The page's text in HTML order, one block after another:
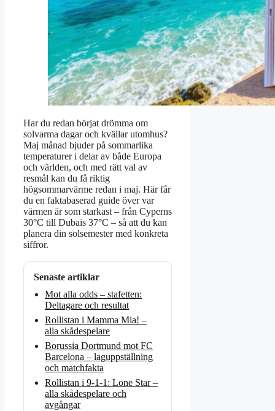
Har du redan börjat drömma om
solvarma dagar och kvällar utomhus?
Maj månad bjuder på sommarlika
temperaturer i delar av både Europa
och världen, och med rätt val av
resmål kan du få riktig
högsommarvärme redan i maj. Här får
du en faktabaserad guide över var
värmen är som starkast – från Cyperns
30°C till Dubais 37°C – så att du kan
planera din solsemester med konkreta
siffror.
Senaste artiklar
Mot alla odds – stafetten:
Deltagare och resultat
Rollistan i Mamma Mia! –
alla skådespelare
Borussia Dortmund mot FC
Barcelona – laguppställning
och matchfakta
Rollistan i 9-1-1: Lone Star –
alla skådespelare och
avgångar